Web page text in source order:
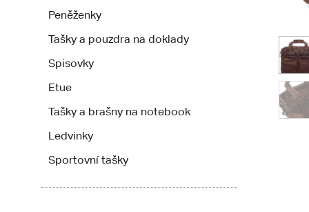
Peněženky
Tašky a pouzdra na doklady
Spisovky
Etue
Tašky a brašny na notebook
Ledvinky
Sportovní tašky